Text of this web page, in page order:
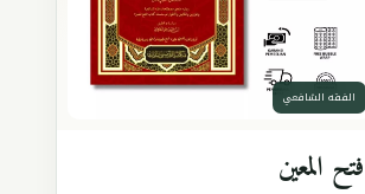
الفقه الشافعي
فتح المعين